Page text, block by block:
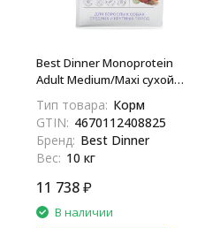
Best Dinner Monoprotein
Adult Medium/Maxi сухой
средних и крупных пород
склонных к аллергии и
проблемам с
пищеварением, с ягненком и
киноа - 10 кг
Тип товара: Корм
GTIN: 4670112408825
Бренд: Best Dinner
Вес: 10 кг
11 738₽
В наличии